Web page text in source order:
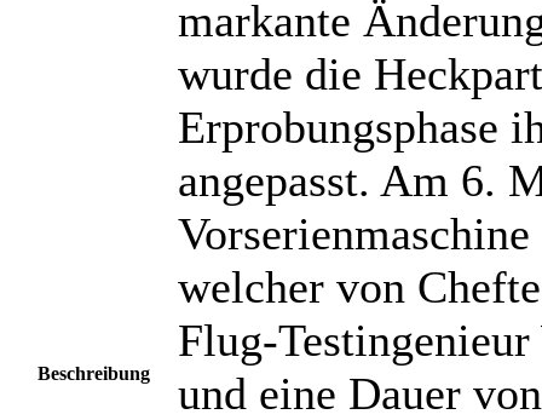
Beschreibung
markante
wurde die
Erprobungsphase
angepasst. Am 6.
welcher von
Flug-
und eine Dauer